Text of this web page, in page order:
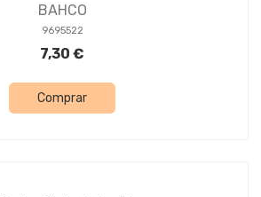
BAHCO
9695522
7,30 €
Comprar